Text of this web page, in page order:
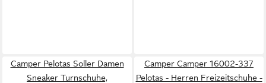
Camper Pelotas Soller Damen
Sneaker Turnschuhe,
Camper Camper 16002-337
Pelotas - Herren Freizeitschuhe -